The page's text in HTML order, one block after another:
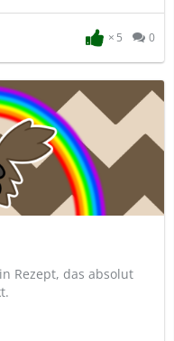
5 0
Rezept, das absolut